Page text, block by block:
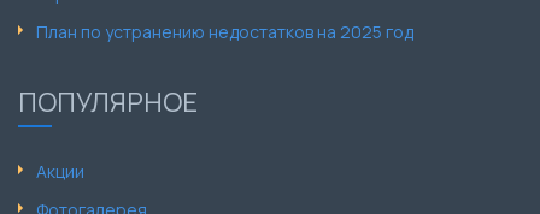
План по устранению недостатков на 2025 год
ПОПУЛЯРНОЕ
Акции